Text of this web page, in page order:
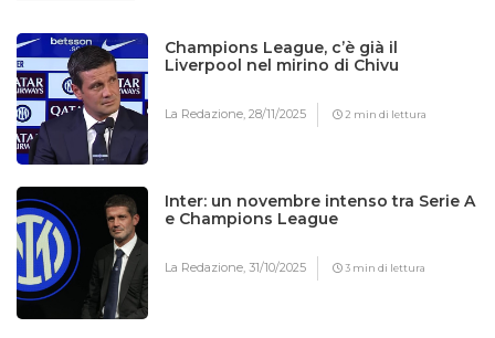
Champions League, c’è già il
Liverpool nel mirino di Chivu
La Redazione,28/11/2025 2 min di lettura
Inter: un novembre intenso tra Serie A
e Champions League
La Redazione,31/10/2025 3 min di lettura